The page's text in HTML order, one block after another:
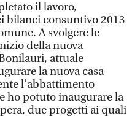
il lavoro,
bilanci consuntivo 2013
A svolgere le
della nuova
attuale
la nuova casa
l’abbattimento
ho potuto inaugurare la
due progetti ai quali